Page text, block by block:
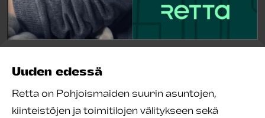
Uuden edessä
Retta on Pohjoismaiden suurin asuntojen,
kiinteistöjen ja toimitilojen välitykseen sekä